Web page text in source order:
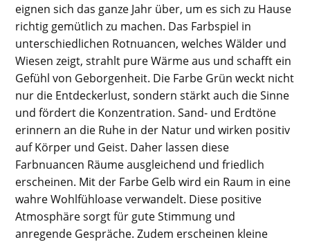
eignen sich das ganze Jahr über, um es sich zu Hause
richtig gemütlich zu machen. Das Farbspiel in
unterschiedlichen Rotnuancen, welches Wälder und
Wiesen zeigt, strahlt pure Wärme aus und schafft ein
Gefühl von Geborgenheit. Die Farbe Grün weckt nicht
nur die Entdeckerlust, sondern stärkt auch die Sinne
und fördert die Konzentration. Sand- und Erdtöne
erinnern an die Ruhe in der Natur und wirken positiv
auf Körper und Geist. Daher lassen diese
Farbnuancen Räume ausgleichend und friedlich
erscheinen. Mit der Farbe Gelb wird ein Raum in eine
wahre Wohlfühloase verwandelt. Diese positive
Atmosphäre sorgt für gute Stimmung und
anregende Gespräche. Zudem erscheinen kleine